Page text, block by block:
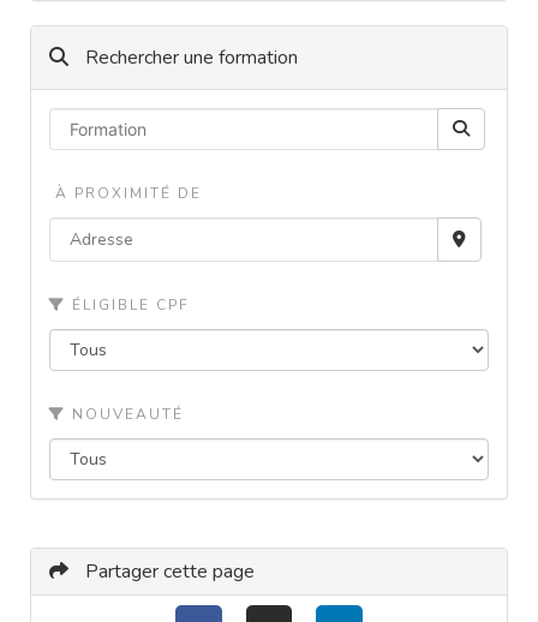
Rechercher une formation
À PROXIMITÉ DE
ÉLIGIBLE CPF
NOUVEAUTÉ
Partager cette page